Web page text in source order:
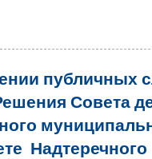
публичных
Совета
Надтеречного